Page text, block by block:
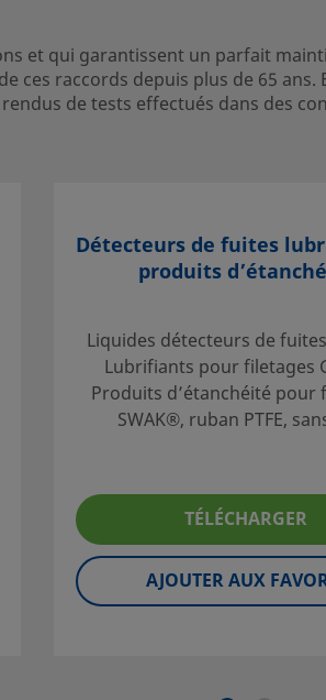
65 ans. Elle a par
publiés, y compris
extrêmes.
sur des services qui
sélection
du
et
et qui garantissent un parfait
ces raccords depuis plus de 65
de tests effectués dans des
Détecteurs de fuites
produits
Liquides détecteurs de
Lubrifiants pour filetages
Produits d’étanchéité pour
SWAK®, ruban PTFE,
TÉLÉCHARGER
AJOUTER AUX